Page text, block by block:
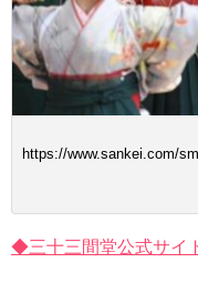
https://www.sankei.com/
◆三十三間堂公式サイ